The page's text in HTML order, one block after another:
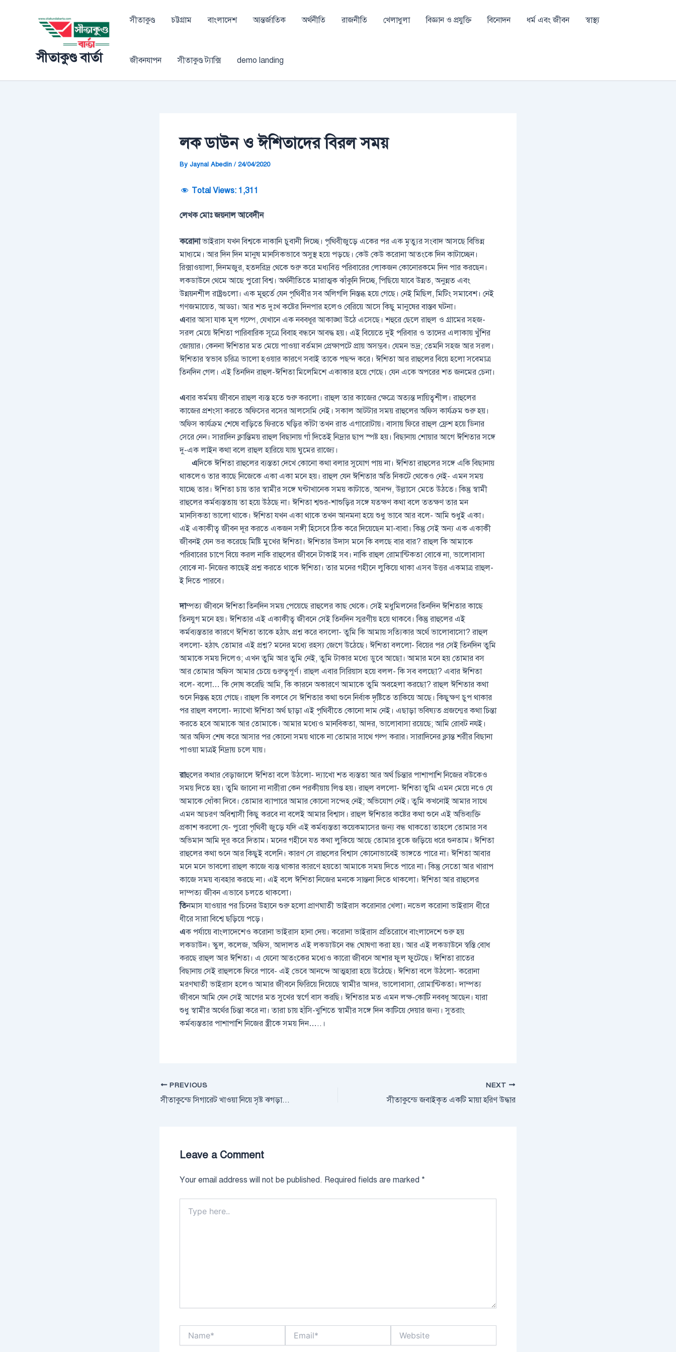
সীতাকুণ্ড বার্তা
সীতাকুণ্ড চট্টগ্রাম বাংলাদেশ আন্তর্জাতিক অর্থনীতি রাজনীতি খেলাধুলা বিজ্ঞান ও প্রযুক্তি বিনোদন ধর্ম এবং জীবন স্বাস্থ্য
জীবনযাপন সীতাকুণ্ড ট্যাক্সি demo landing
লক ডাউন ও ঈশিতাদের বিরল সময়
By Jaynal Abedin /24/04/2020
Total Views: 1,311
লেখক মোঃ জয়নাল আবেদীন
করোনাভাইরাস যখন বিশ্বকে নাকানি চুবানী দিচ্ছে। পৃথিবীজুড়ে একের পর এক মৃত্যুর সংবাদ আসছে বিভিন্ন
মাধ্যমে। আর দিন দিন মানুষ মানসিকভাবে অসুস্থ হয়ে পড়ছে। কেউ কেউ করোনা আতংকে দিন কাটাচ্ছেন।
রিক্সাওয়ালা, দিনমজুর, হতদরিদ্র থেকে শুরু করে মধ্যবিত্ত পরিবারের লোকজন কোনোরকমে দিন পার করছেন।
লকডাউনে থেমে আছে পুরো বিশ্ব। অর্থনীতিতে মারাত্মক ঝাঁকুনি দিচ্ছে, পিছিয়ে যাবে উন্নত, অনুন্নত এবং
উন্নয়নশীল রাষ্ট্রগুলো। এক মূহুর্তে যেন পৃথিবীর সব অলিগলি নিস্তব্ধ হয়ে গেছে। নেই মিছিল, মিটিং সমাবেশ। নেই
গণজমায়েত, আড্ডা। আর শত দুঃখ কষ্টের দিনপার হলেও বেরিয়ে আসে কিছু মানুষের বাস্তব ঘটনা।
এবার আসা যাক মূল গল্পে, যেখানে এক নববধূর আকাঙ্খা উঠে এসেছে। শহুরে ছেলে রাহুল ও গ্রামের সহজ-
সরল মেয়ে ঈশিতা পারিবারিক সূত্রে বিবাহ বন্ধনে আবদ্ধ হয়। এই বিয়েতে দুই পরিবার ও তাদের এলাকায় খুঁশির
জোয়ার। কেননা ঈশিতার মত মেয়ে পাওয়া বর্তমান প্রেক্ষাপটে প্রায় অসম্ভব। যেমন ভদ্র; তেমনি সহজ আর সরল।
ঈশিতার স্বভাব চরিত্র ভালো হওয়ার কারণে সবাই তাকে পছন্দ করে। ঈশিতা আর রাহুলের বিয়ে হলো সবেমাত্র
তিনদিন গেল। এই তিনদিন রাহুল-ঈশিতা মিলেমিশে একাকার হয়ে গেছে। যেন একে অপরের শত জনমের চেনা।
এবার কর্মময় জীবনে রাহুল ব্যস্ত হতে শুরু করলো। রাহুল তার কাজের ক্ষেত্রে অত্যন্ত দায়িত্বশীল। রাহুলের
কাজের প্রশংসা করতে অফিসের বসের আলসেমি নেই। সকাল আটটার সময় রাহুলের অফিস কার্যক্রম শুরু হয়।
অফিস কার্যক্রম শেষে বাড়িতে ফিরতে ঘড়ির কাঁটা তখন রাত এগারোটায়। বাসায় ফিরে রাহুল ফ্রেশ হয়ে ডিনার
সেরে নেন। সারাদিন ক্লান্তিময় রাহুল বিছানায় গাঁ দিতেই নিদ্রার ছাপ স্পষ্ট হয়। বিছানায় শোয়ার আগে ঈশিতার সঙ্গে
দু-এক লাইন কথা বলে রাহুল হারিয়ে যায় ঘুমের রাজ্যে।
এদিকে ঈশিতা রাহুলের ব্যস্ততা দেখে কোনো কথা বলার সুযোগ পায় না। ঈশিতা রাহুলের সঙ্গে একি বিছানায়
থাকলেও তার কাছে নিজেকে একা একা মনে হয়। রাহুল যেন ঈশিতার অতি নিকটে থেকেও নেই- এমন সময়
যাচ্ছে তার। ঈশিতা চায় তার স্বামীর সঙ্গে ঘন্টাখানেক সময় কাটাতে, আনন্দ, উল্লাসে মেতে উঠতে। কিন্তু স্বামী
রাহুলের কর্মব্যস্ততায় তা হয়ে উঠছে না। ঈশিতা শ্বশুর-শাশুড়ির সঙ্গে যতক্ষণ কথা বলে ততক্ষণ তার মন
মানসিকতা ভালো থাকে। ঈশিতা যখন একা থাকে তখন আনমনা হয়ে শুধু ভাবে আর বলে- আমি শুধুই একা।
এই একাকীত্ব জীবন দূর করতে একজন সঙ্গী হিসেবে ঠিক করে দিয়েছেন মা-বাবা। কিন্তু সেই অন্য এক একাকী
জীবনই যেন ভর করেছে মিষ্টি মুখের ঈশিতা। ঈশিতার উদাস মনে কি বলছে বার বার? রাহুল কি আমাকে
পরিবারের চাপে বিয়ে করল নাকি রাহুলের জীবনে টাকাই সব। নাকি রাহুল রোমান্টিকতা বোঝে না, ভালোবাসা
বোঝে না- নিজের কাছেই প্রশ্ন করতে থাকে ঈশিতা। তার মনের গহীনে লুকিয়ে থাকা এসব উত্তর একমাত্র রাহুল-
ই দিতে পারবে।
দাম্পত্য জীবনে ঈশিতা তিনদিন সময় পেয়েছে রাহুলের কাছ থেকে। সেই মধুমিলনের তিনদিন ঈশিতার কাছে
তিনযুগ মনে হয়। ঈশিতার এই একাকীত্ব জীবনে সেই তিনদিন স্মরণীয় হয়ে থাকবে। কিন্তু রাহুলের এই
কর্মব্যস্ততার কারণে ঈশিতা তাকে হঠাৎ প্রশ্ন করে বসলো- তুমি কি আমায় সত্যিকার অর্থে ভালোবাসো? রাহুল
বললো- হঠাৎ তোমার এই প্রশ্ন? মনের মধ্যে রহস্য জেগে উঠেছে। ঈশিতা বললো- বিয়ের পর সেই তিনদিন তুমি
আমাকে সময় দিলেও; এখন তুমি আর তুমি নেই, তুমি টাকার মধ্যে ডুবে আছো। আমার মনে হয় তোমার বস
আর তোমার অফিস আমার চেয়ে গুরুত্বপূর্ণ। রাহুল এবার সিরিয়াস হয়ে বলল- কি সব বলছো? এবার ঈশিতা
বলে- বলো… কি দোষ করেছি আমি, কি কারনে অকারণে আমাকে তুমি অবহেলা করছো? রাহুল ঈশিতার কথা
শুনে নিস্তব্ধ হয়ে গেছে। রাহুল কি বলবে সে ঈশিতার কথা শুনে নির্বাক দৃষ্টিতে তাকিয়ে আছে। কিছুক্ষণ চুপ থাকার
পর রাহুল বললো- দ্যাখো ঈশিতা অর্থ ছাড়া এই পৃথিবীতে কোনো দাম নেই। এছাড়া ভবিষ্যত প্রজন্মের কথা চিন্তা
করতে হবে আমাকে আর তোমাকে। আমার মধ্যেও মানবিকতা, আদর, ভালোবাসা রয়েছে; আমি রোবট নযই।
আর অফিস শেষ করে আসার পর কোনো সময় থাকে না তোমার সাথে গল্প করার। সারাদিনের ক্লান্ত শরীর বিছানা
পাওয়া মাত্রই নিদ্রায় চলে যায়।
রাহুলের কথার বেড়াজালে ঈশিতা বলে উঠলো- দ্যাখো শত ব্যস্ততা আর অর্থ চিন্তার পাশাপাশি নিজের বউকেও
সময় দিতে হয়। তুমি জানো না নারীরা কেন পরকীয়ায় লিপ্ত হয়। রাহুল বললো- ঈশিতা তুমি এমন মেয়ে নওে যে
আমাকে ধোঁকা দিবে। তোমার ব্যাপারে আমার কোনো সন্দেহ নেই; অভিযোগ নেই। তুমি কখনোই আমার সাথে
এমন আচরণ অবিশ্বাসী কিছু করবে না বলেই আমার বিশ্বাস। রাহুল ঈশিতার কষ্টের কথা শুনে এই অভিব্যক্তি
প্রকাশ করলো যে- পুরো পৃথিবী জুড়ে যদি এই কর্মব্যস্ততা কয়েকমাসের জন্য বন্ধ থাকতো তাহলে তোমার সব
অভিমান আমি দূর করে দিতাম। মনের গহীনে যত কথা লুকিয়ে আছে তোমার বুকে জড়িয়ে ধরে শুনতাম। ঈশিতা
রাহুলের কথা শুনে আর কিছুই বলেনি। কারণ সে রাহুলের বিশ্বাস কোনোভাবেই ভাঙ্গতে পারে না। ঈশিতা আবার
মনে মনে ভাবলো রাহুল কাজে ব্যস্ত থাকার কারণে হয়তো আমাকে সময় দিতে পারে না। কিন্তু সেতো আর খারাপ
কাজে সময় ব্যবহার করছে না। এই বলে ঈশিতা নিজের মনকে সান্তনা দিতে থাকলো। ঈশিতা আর রাহুলের
দাম্পত্য জীবন এভাবে চলতে থাকলো।
তিনমাস যাওয়ার পর চিনের উহানে শুরু হলো প্রাণঘাতী ভাইরাস করোনার খেলা। নভেল করোনা ভাইরাস ধীরে
ধীরে সারা বিশ্বে ছড়িয়ে পড়ে।
এক পর্যায়ে বাংলাদেশেও করোনা ভাইরাস হানা দেয়। করোনা ভাইরাস প্রতিরোধে বাংলাদেশে শুরু হয়
লকডাউন। স্কুল, কলেজ, অফিস, আদালত এই লকডাউনে বন্ধ ঘোষণা করা হয়। আর এই লকডাউনে স্বস্তি বোধ
করছে রাহুল আর ঈশিতা। এ যেনো আতংকের মধ্যেও কারো জীবনে আশার ফুল ফুটেছে। ঈশিতা রাতের
বিছানায় সেই রাহুলকে ফিরে পাবে- এই ভেবে আনন্দে আত্মহারা হয়ে উঠেছে। ঈশিতা বলে উঠলো- করোনা
মরণঘাতী ভাইরাস হলেও আমার জীবনে ফিরিয়ে দিয়েছে স্বামীর আদর, ভালোবাসা, রোমান্টিকতা। দাম্পত্য
জীবনে আমি যেন সেই আগের মত সুখের স্বর্গে বাস করছি। ঈশিতার মত এমন লক্ষ-কোটি নববধূ আছেন। যারা
শুধু স্বামীর অর্থের চিন্তা করে না। তারা চায় হাঁসি-খুশিতে স্বামীর সঙ্গে দিন কাটিয়ে দেয়ার জন্য। সুতরাং
কর্মব্যস্ততার পাশাপাশি নিজের স্ত্রীকে সময় দিন…..।
navigation
PREVIOUS
সীতাকুন্ডে সিগারেট খাওয়া নিয়ে সৃষ্ট ঝগড়ায় ২ জন নিহত
NEXT
সীতাকুন্ডে জবাইকৃত একটি মায়া হরিণ উদ্ধার
Leave a Comment
Your email address will not be published. Required fields are marked *
here..